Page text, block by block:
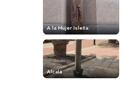
A la Mujer Isleña
Alcalá